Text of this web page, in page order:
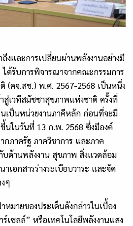
งและการเปลี่ยนผ่านพลังงานอย่างมี
ได้รับการพิจารณาจากคณะกรรมการ
(คจ.สช.) พ.ศ. 2567-2568 เป็นหนึ่ง
เวทีสมัชชาสุขภาพแห่งชาติ ครั้งที่
นเป็นหน่วยงานภาคีหลัก ก่อนที่จะมี
นในวันที่ 13 ก.พ. 2568 ซึ่งมีองค์
ภาครัฐ ภาควิชาการ และภาค
บด้านพลังงาน สุขภาพ สิ่งแวดล้อม
เอกสารร่างระเบียบวาระ และจัด
ๆ
หมายของประเด็นดังกล่าวในเบื้อง
เซลล์” หรือเทคโนโลยีพลังงานแสง